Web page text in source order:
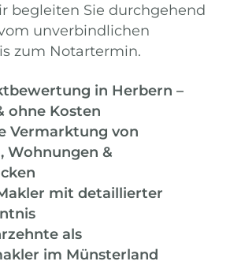
begleiten Sie durchgehend
unverbindlichen
zum Notartermin.
in Herbern –
ohne Kosten
Vermarktung von
Wohnungen &
mit detaillierter
als
im Münsterland